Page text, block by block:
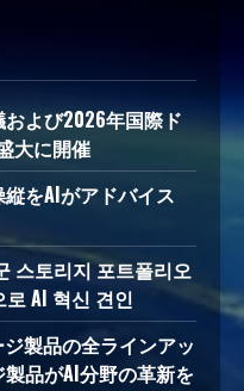
よび2026年国際ド
大に開催
をAIがアドバイス
스토리지 포트폴리오
AI 혁신 견인
ジ製品の全ラインアッ
品がAI分野の革新を